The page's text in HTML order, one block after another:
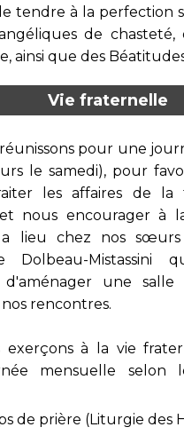
tendre à la perfection
de
ainsi que des
Vie fraternelle
pour une
le samedi), pour
les affaires de la
nous encourager à
lieu chez nos sœurs
Dolbeau-
d'aménager une
rencontres.
exerçons à la vie
mensuelle selon
de prière (Liturgie des